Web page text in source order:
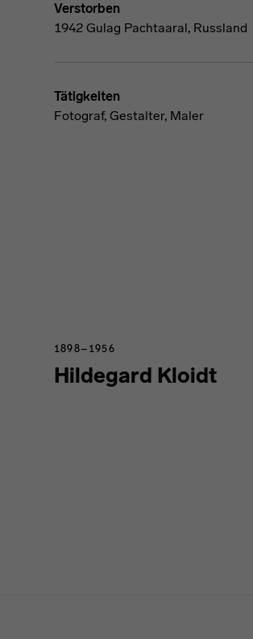
Verstorben
1942 Gulag Pachtaaral, Russland
Tätigkeiten
Fotograf, Gestalter, Maler
Hildegard Kloidt
1898–1956